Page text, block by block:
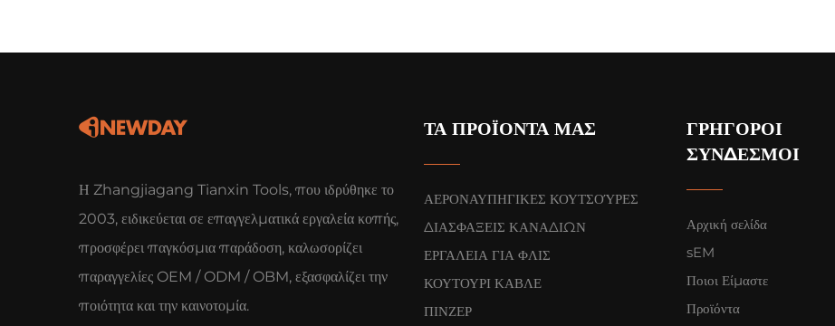
Η Zhangjiagang Tianxin Tools, που ιδρύθηκε το
2003, ειδικεύεται σε επαγγελματικά εργαλεία κοπής,
προσφέρει παγκόσμια παράδοση, καλωσορίζει
παραγγελίες OEM / ODM / OBM, εξασφαλίζει την
ποιότητα και την καινοτομία.
ΤΑ ΠΡΟΪΌΝΤΑ ΜΑΣ
ΑΕΡΟΝΑΥΠΗΓΙΚΕΣ ΚΟΥΤΣΟΎΡΕΣ
ΔΙΑΣΦΑΞΕΙΣ ΚΑΝΑΔΙΩΝ
ΕΡΓΑΛΕΙΑ ΓΙΑ ΦΛΙΣ
ΚΟΥΤΟΥΡΙ ΚΑΒΛΕ
ΠΙΝΖΕΡ
ΓΡΉΓΟΡΟΙ
ΣΎΝΔΕΣΜΟΙ
Αρχική σελίδα
sEM
Ποιοι Είμαστε
Προϊόντα